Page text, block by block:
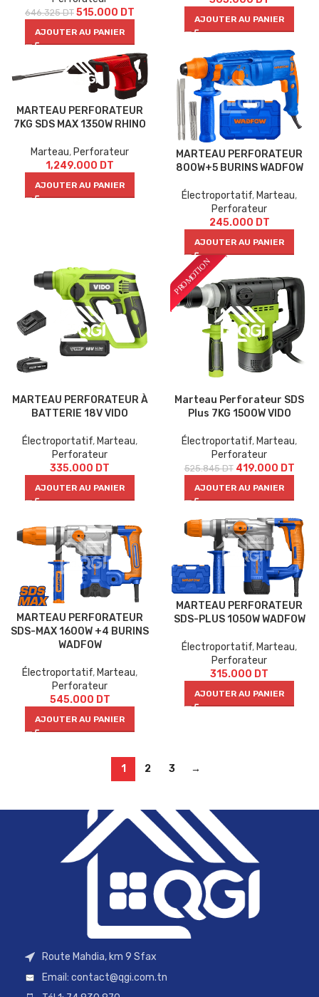
646.325DT 515.000 DT
AJOUTER AU PANIER
AJOUTER AU PANIER
MARTEAU PERFORATEUR
7KG SDS MAX 1350W RHINO
Marteau, Perforateur
1,249.000 DT
AJOUTER AU PANIER
MARTEAU PERFORATEUR
800W+5 BURINS WADFOW
Électroportatif, Marteau,
Perforateur
245.000 DT
AJOUTER AU PANIER
MARTEAU PERFORATEUR À
BATTERIE 18V VIDO
Électroportatif, Marteau,
Perforateur
335.000 DT
AJOUTER AU PANIER
Marteau Perforateur SDS
Plus 7KG 1500W VIDO
Électroportatif, Marteau,
Perforateur
525.845DT 419.000 DT
AJOUTER AU PANIER
MARTEAU PERFORATEUR
SDS-MAX 1600W +4 BURINS
WADFOW
Électroportatif, Marteau,
Perforateur
545.000 DT
AJOUTER AU PANIER
MARTEAU PERFORATEUR
SDS-PLUS 1050W WADFOW
Électroportatif, Marteau,
Perforateur
315.000 DT
AJOUTER AU PANIER
1 2 3 →
Route Mahdia, km 9 Sfax
Email: contact@qgi.com.tn